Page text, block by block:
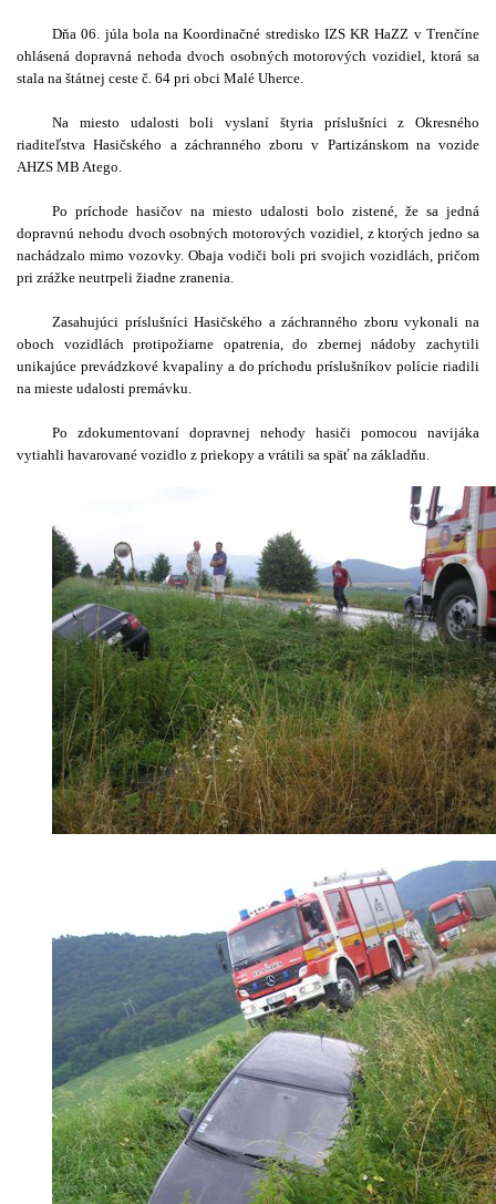
Dňa 06. júla bola na Koordinačné stredisko IZS KR HaZZ v Trenčíne
ohlásená dopravná nehoda dvoch osobných motorových vozidiel, ktorá sa
stala na štátnej ceste č. 64 pri obci Malé Uherce.
Na miesto udalosti boli vyslaní štyria príslušníci z Okresného
riaditeľstva Hasičského a záchranného zboru v Partizánskom na vozide
AHZS MB Atego.
Po príchode hasičov na miesto udalosti bolo zistené, že sa jedná
dopravnú nehodu dvoch osobných motorových vozidiel, z ktorých jedno sa
nachádzalo mimo vozovky. Obaja vodiči boli pri svojich vozidlách, pričom
pri zrážke neutrpeli žiadne zranenia.
Zasahujúci príslušníci Hasičského a záchranného zboru vykonali na
oboch vozidlách protipožiarne opatrenia, do zbernej nádoby zachytili
unikajúce prevádzkové kvapaliny a do príchodu príslušníkov polície riadili
na mieste udalosti premávku.
Po zdokumentovaní dopravnej nehody hasiči pomocou navijáka
vytiahli havarované vozidlo z priekopy a vrátili sa späť na základňu.